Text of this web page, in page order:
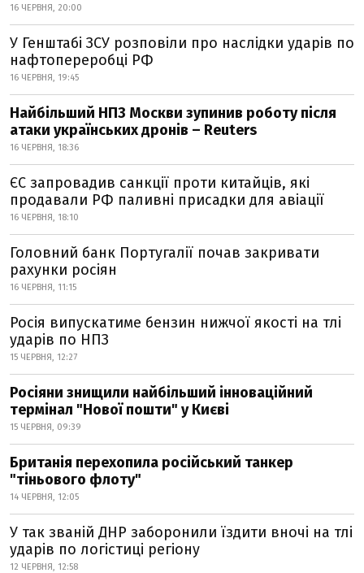
16 ЧЕРВНЯ, 20:00
У Генштабі ЗСУ розповіли про наслідки ударів по
нафтопереробці РФ
16 ЧЕРВНЯ, 19:45
Найбільший НПЗ Москви зупинив роботу після
атаки українських дронів – Reuters
16 ЧЕРВНЯ, 18:36
ЄС запровадив санкції проти китайців, які
продавали РФ паливні присадки для авіації
16 ЧЕРВНЯ, 18:10
Головний банк Португалії почав закривати
рахунки росіян
16 ЧЕРВНЯ, 11:15
Росія випускатиме бензин нижчої якості на тлі
ударів по НПЗ
15 ЧЕРВНЯ, 12:27
Росіяни знищили найбільший інноваційний
термінал "Нової пошти" у Києві
15 ЧЕРВНЯ, 09:39
Британія перехопила російський танкер
"тіньового флоту"
14 ЧЕРВНЯ, 12:05
У так званій ДНР заборонили їздити вночі на тлі
ударів по логістиці регіону
12 ЧЕРВНЯ, 12:58